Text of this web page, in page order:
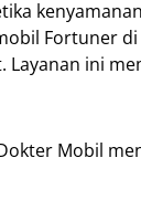
Fortuner
Layanan ini
Mobil